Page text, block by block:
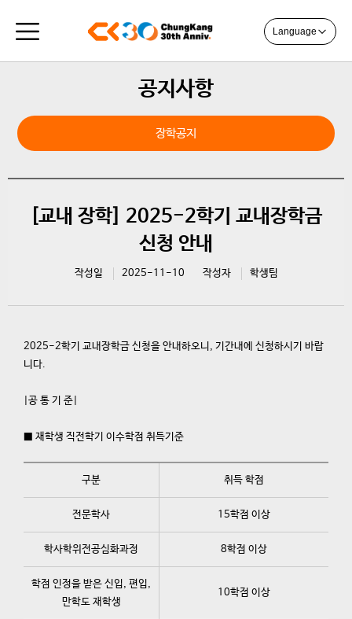
Language
공지사항
장학공지
[교내 장학] 2025-2학기 교내장학금
신청 안내
작성일 2025-11-10 작성자 학생팀
2025-2학기 교내장학금 신청을 안내하오니 , 기간내에 신청하시기 바랍
니다.
공 통 기 준
■ 재학생 직전학기 이수학점 취득기준
구분 취득 학점
전문학사 15학점 이상
학사학위전공심화과정 8학점 이상
학점 인정을 받은 신입, 편입,
만학도 재학생
10학점 이상